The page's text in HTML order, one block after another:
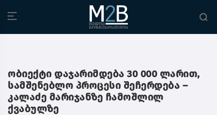
ობიექტი დაჯარიმდება 30 000 ლარით,
სამშენებლო პროცესი შეჩერდება –
კალაძე მარიჯანზე ჩამოშლილ
ქვაბულზე